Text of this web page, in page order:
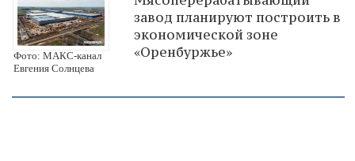
Фото: МАКС-канал
Евгения Солнцева
завод планируют построить в
экономической зоне
«Оренбуржье»